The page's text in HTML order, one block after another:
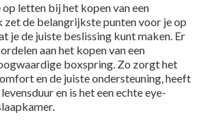
letten bij het kopen van een
zet de belangrijkste punten voor je op
je de juiste beslissing kunt maken. Er
aan het kopen van een
boxspring. Zo zorgt het
en de juiste ondersteuning, heeft
en is het een echte eye-